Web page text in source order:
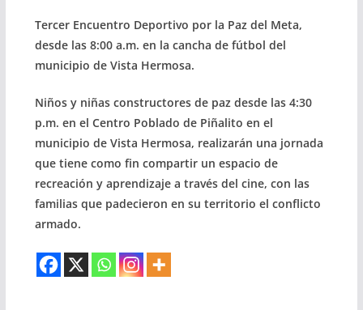
Tercer Encuentro Deportivo por la Paz del Meta,
desde las 8:00 a.m. en la cancha de fútbol del
municipio de Vista Hermosa.
Niños y niñas constructores de paz desde las 4:30
p.m. en el Centro Poblado de Piñalito en el
municipio de Vista Hermosa, realizarán una jornada
que tiene como fin compartir un espacio de
recreación y aprendizaje a través del cine, con las
familias que padecieron en su territorio el conflicto
armado.